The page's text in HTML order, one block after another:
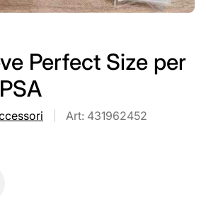
Perfect Size per
Art: 431962452